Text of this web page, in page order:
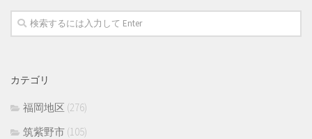
カテゴリ
福岡地区 (276)
筑紫野市 (105)